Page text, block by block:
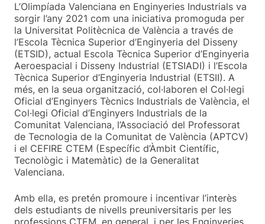
L’Olimpíada Valenciana en Enginyeries Industrials va
sorgir l’any 2021 com una iniciativa promoguda per
la Universitat Politècnica de València a través de
l’Escola Tècnica Superior d’Enginyeria del Disseny
(ETSID), actual Escola Tècnica Superior d’Enginyeria
Aeroespacial i Disseny Industrial (ETSIADI) i l’Escola
Tècnica Superior d’Enginyeria Industrial (ETSII). A
més, en la seua organització, col·laboren el Col·legi
Oficial d’Enginyers Tècnics Industrials de València, el
Col·legi Oficial d’Enginyers Industrials de la
Comunitat Valenciana, l’Associació del Professorat
de Tecnologia de la Comunitat de València (APTCV)
i el CEFIRE CTEM (Específic d’Àmbit Científic,
Tecnològic i Matemàtic) de la Generalitat
Valenciana.
Amb ella, es pretén promoure i incentivar l’interès
dels estudiants de nivells preuniversitaris per les
professions CTEM, en general, i per les Enginyeries